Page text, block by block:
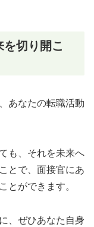
切り開こ
あなたの転職活動
も、それを未来へ
とで、面接官にあ
とができます。
、ぜひあなた自身